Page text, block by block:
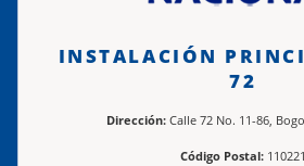
INSTALACIÓN
72
Dirección: Calle 72 No. 11-86,
Código Postal: 110221